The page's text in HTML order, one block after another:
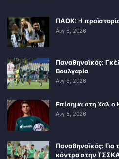
ΠΑΟΚ: Η
Αυγ 6, 2026
Παναθηναϊκός:
Βουλγαρία
Αυγ 5, 2026
Επίσημα στη Χαλ ο
Αυγ 5, 2026
Παναθηναϊκός:
κόντρα στην